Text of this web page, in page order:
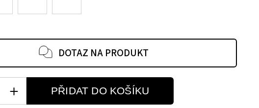
DOTAZ NA PRODUKT
PŘIDAT DO KOŠÍKU